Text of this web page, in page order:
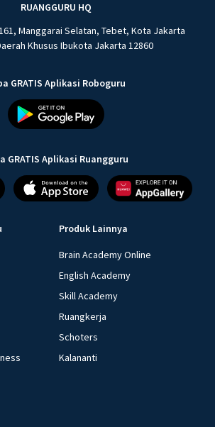
RUANGGURU HQ
Manggarai Selatan, Tebet, Kota Jakarta
Khusus Ibukota Jakarta 12860
GRATIS Aplikasi Roboguru
GRATIS Aplikasi Ruangguru
Produk Lainnya
Brain Academy Online
English Academy
Skill Academy
Ruangkerja
Schoters
Kalananti